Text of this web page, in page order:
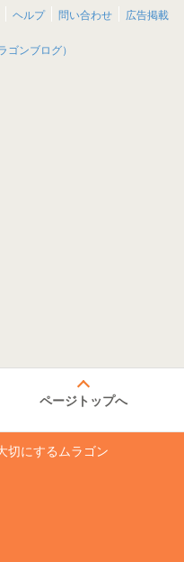
ヘルプ 問い合わせ 広告掲載
ゴンブログ）
ページトップへ
切にするムラゴン